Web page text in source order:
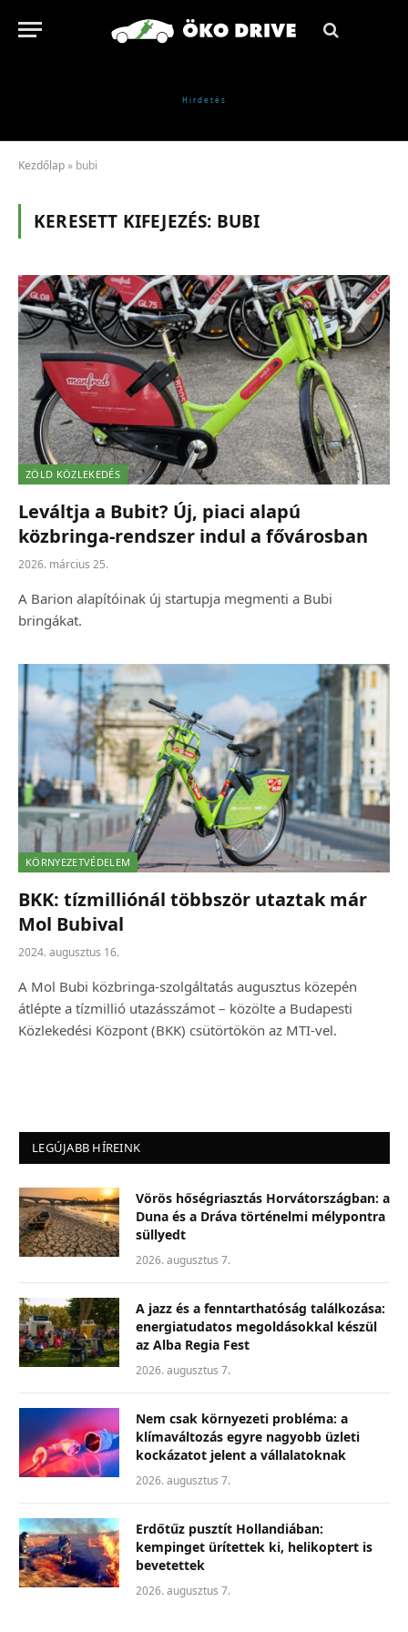
Kezdőlap » bubi
KERESETT KIFEJEZÉS: BUBI
ZÖLD KÖZLEKEDÉS
Leváltja a Bubit? Új, piaci alapú
közbringa-rendszer indul a fővárosban
2026. március 25.
A Barion alapítóinak új startupja megmenti a Bubi
bringákat.
KÖRNYEZETVÉDELEM
BKK: tízmilliónál többször utaztak már
Mol Bubival
2024. augusztus 16.
A Mol Bubi közbringa-szolgáltatás augusztus közepén
átlépte a tízmillió utazásszámot – közölte a Budapesti
Közlekedési Központ (BKK) csütörtökön az MTI-vel.
LEGÚJABB HÍREINK
Vörös hőségriasztás Horvátországban: a
Duna és a Dráva történelmi mélypontra
süllyedt
2026. augusztus 7.
A jazz és a fenntarthatóság találkozása:
energiatudatos megoldásokkal készül
az Alba Regia Fest
2026. augusztus 7.
Nem csak környezeti probléma: a
klímaváltozás egyre nagyobb üzleti
kockázatot jelent a vállalatoknak
2026. augusztus 7.
Erdőtűz pusztít Hollandiában:
kempinget ürítettek ki, helikoptert is
bevetettek
2026. augusztus 7.